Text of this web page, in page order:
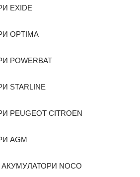
EXIDE
OPTIMA
POWERBAT
STARLINE
PEUGEOT CITROEN
AGM
NOCO